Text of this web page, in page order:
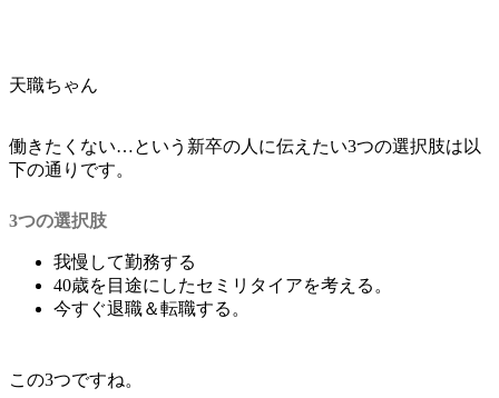
天職ちゃん
働きたくない…という新卒の人に伝えたい3つの選択肢は以
下の通りです。
3つの選択肢
我慢して勤務する
40歳を目途にしたセミリタイアを考える。
今すぐ退職＆転職する。
この3つですね。